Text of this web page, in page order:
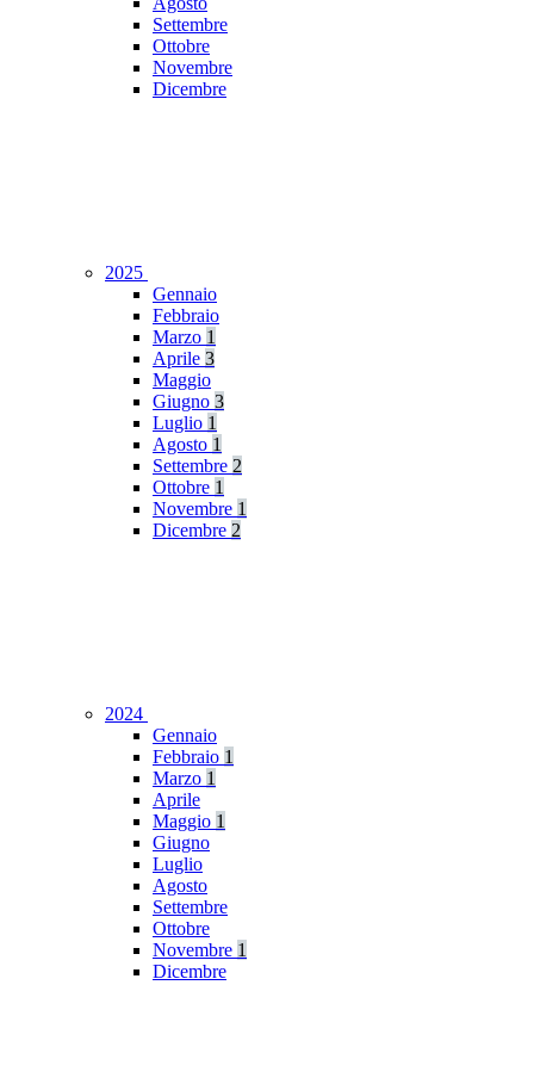
Settembre
Ottobre
Novembre
Dicembre
2025
Gennaio
Febbraio
Marzo 1
Aprile 3
Maggio
Giugno 3
Luglio 1
Agosto 1
Settembre 2
Ottobre 1
Novembre 1
Dicembre 2
2024
Gennaio
Febbraio 1
Marzo 1
Aprile
Maggio 1
Giugno
Luglio
Agosto
Settembre
Ottobre
Novembre 1
Dicembre